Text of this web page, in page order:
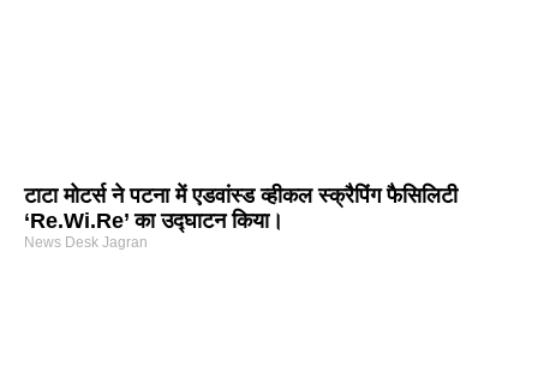
टाटा मोटर्स ने पटना में एडवांस्ड व्हीकल स्क्रैपिंग फैसिलिटी
‘Re.Wi.Re’ का उद्घाटन किया।
News Desk Jagran